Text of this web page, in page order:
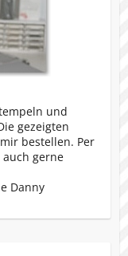
und
gezeigten
bestellen. Per
gerne
Danny